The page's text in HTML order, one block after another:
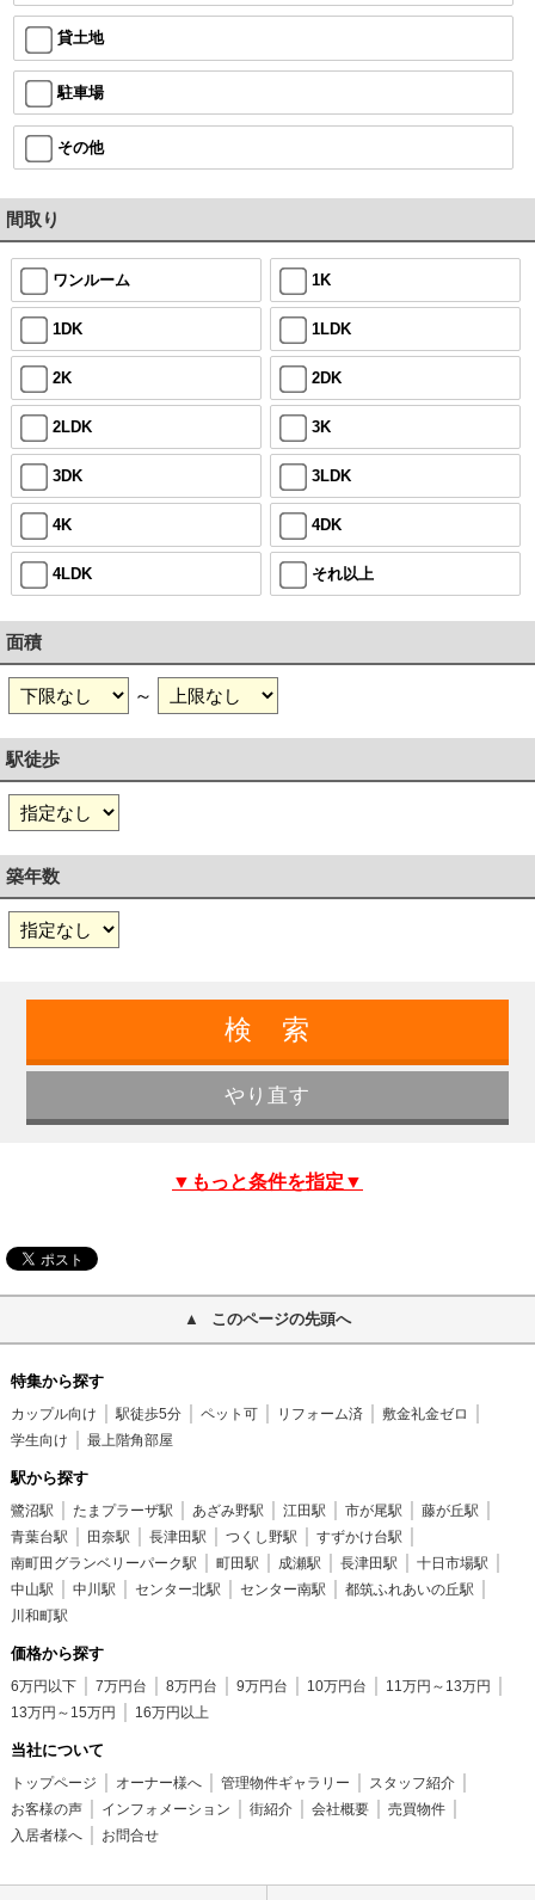
貸土地
駐車場
その他
間取り
ワンルーム 1K
1DK 1LDK
2K 2DK
2LDK 3K
3DK 3LDK
4K 4DK
4LDK それ以上
面積
～
駅徒歩
築年数
▼もっと条件を指定▼
このページの先頭へ
特集から探す
カップル向け 駅徒歩5分 ペット可 リフォーム済
敷金礼金ゼロ
学生向け
最上階角部屋
駅から探す
鷺沼駅 たまプラーザ駅 あざみ野駅 江田駅 市が尾駅
藤が丘駅
青葉台駅
田奈駅 長津田駅 つくし野駅
すずかけ台駅
南町田グランベリーパーク駅
町田駅 成瀬駅 長津田駅
十日市場駅
中山駅
中川駅 センター北駅 センター南駅
都筑ふれあいの丘駅
川和町駅
価格から探す
6万円以下 7万円台 8万円台 9万円台 10万円台
11万円～13万円
13万円～15万円
16万円以上
当社について
トップページ オーナー様へ 管理物件ギャラリー
スタッフ紹介
お客様の声
インフォメーション 街紹介 会社概要
売買物件
入居者様へ
お問合せ